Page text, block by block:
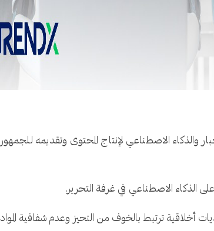
والذكاء الاصطناعي لإنتاج المحتوى وتقديمه للجمهور
أخلاقية ترتبط بالخوف من التحيز وعدم شفافية المواد